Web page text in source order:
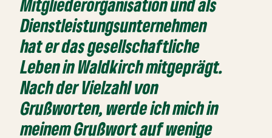
Mitgliederorganisation und als
Dienstleistungsunternehmen
hat er das gesellschaftliche
Leben in Waldkirch mitgeprägt.
Nach der Vielzahl von
Grußworten, werde ich mich in
meinem Grußwort auf wenige